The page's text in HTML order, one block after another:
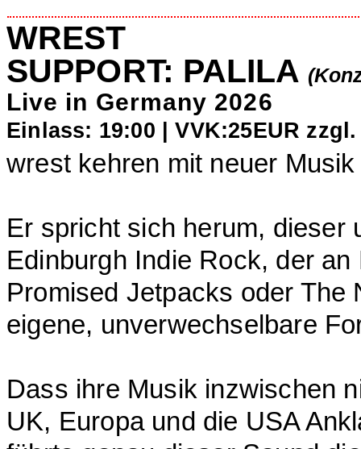
WREST
SUPPORT: PALILA
Live in Germany 2026
Einlass: 19:00 |VVK:25EUR
wrest kehren mit neuer
Er spricht sich herum, dieser
Edinburgh Indie Rock, der
Promised Jetpacks oder The
eigene, unverwechselbare
Dass ihre Musik inzwischen
UK, Europa und die USA